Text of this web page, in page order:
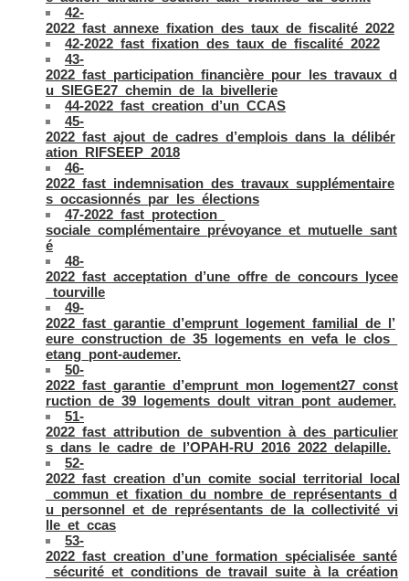
42-
2022_fast_annexe_fixation_des_taux_de_fiscalité_2022
42-2022_fast_fixation_des_taux_de_fiscalité_2022
43-
2022_fast_participation_financière_pour_les_travaux_d
u_SIEGE27_chemin_de_la_bivellerie
44-2022_fast_creation_d’un_CCAS
45-
2022_fast_ajout_de_cadres_d’emplois_dans_la_délibér
ation_RIFSEEP_2018
46-
2022_fast_indemnisation_des_travaux_supplémentaire
s_occasionnés_par_les_élections
47-2022_fast_protection_
sociale_complémentaire_prévoyance_et_mutuelle_sant
é
48-
2022_fast_acceptation_d’une_offre_de_concours_lycee
_tourville
49-
2022_fast_garantie_d’emprunt_logement_familial_de_l’
eure_construction_de_35_logements_en_vefa_le_clos_
etang_pont-audemer.
50-
2022_fast_garantie_d’emprunt_mon_logement27_const
ruction_de_39_logements_doult_vitran_pont_audemer.
51-
2022_fast_attribution_de_subvention_à_des_particulier
s_dans_le_cadre_de_l’OPAH-RU_2016_2022_delapille.
52-
2022_fast_creation_d’un_comite_social_territorial_local
_commun_et_fixation_du_nombre_de_représentants_d
u_personnel_et_de_représentants_de_la_collectivité_vi
lle_et_ccas
53-
2022_fast_creation_d’une_formation_spécialisée_santé
_sécurité_et_conditions_de_travail_suite_à_la_création